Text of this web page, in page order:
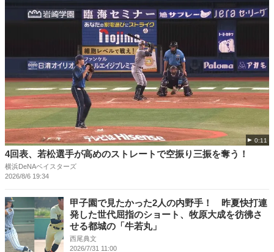
0:11
4回表、若松選手が高めのストレートで空振り三振を奪う！
横浜DeNAベイスターズ
2026/8/6 19:34
甲子園で見たかった2人の内野手！ 昨夏快打連
発した世代屈指のショート、牧原大成を彷彿さ
せる都城の「牛若丸」
西尾典文
2026/7/31 11:00